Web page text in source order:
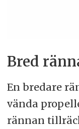
Bred
En bredare
vända
rännan